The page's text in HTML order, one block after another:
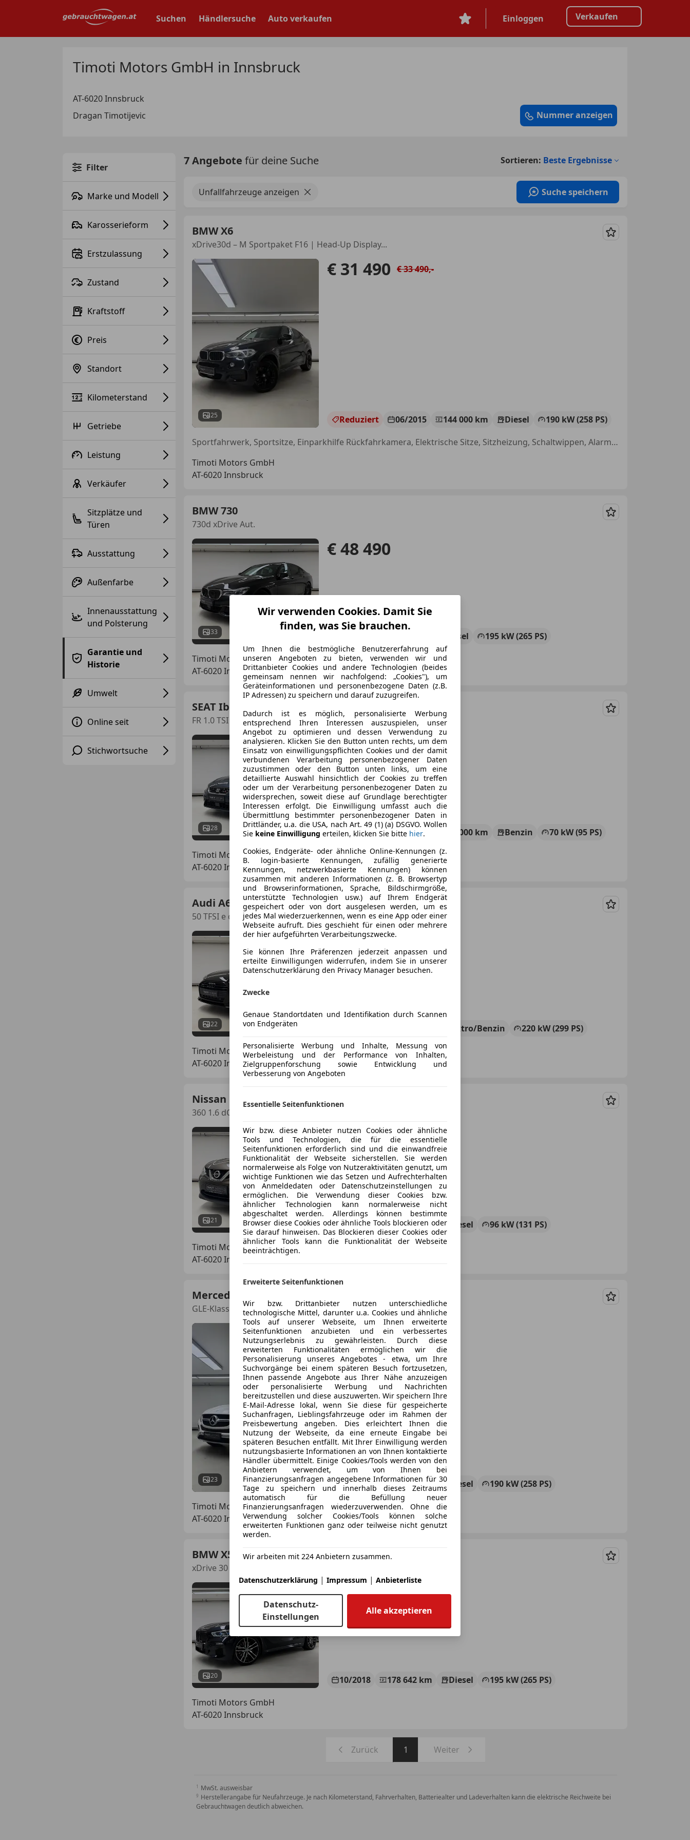
Suchen Händlersuche Auto verkaufen Einloggen Verkaufen
Timoti Motors GmbH in Innsbruck
AT-6020 Innsbruck
Dragan Timotijevic
Nummer anzeigen
Filter
Marke und Modell
Karosserieform
Erstzulassung
Zustand
Kraftstoff
Preis
Standort
Kilometerstand
Getriebe
Leistung
Verkäufer
Sitzplätze und
Türen
Ausstattung
Außenfarbe
Innenausstattung
und Polsterung
Garantie und
Historie
Umwelt
Online seit
Stichwortsuche
7 Angebote für deine Suche Sortieren: Beste Ergebnisse
Unfallfahrzeuge anzeigen Suche speichern
BMW X6
xDrive30d – M Sportpaket F16 | Head-Up Display...
Merken
25
€ 31 490 € 33 490,-
Reduziert 06/2015 144 000 km Diesel
190 kW (258 PS)
Sportfahrwerk, Sportsitze, Einparkhilfe Rückfahrkamera, Elektrische Sitze, Sitzheizung, Schaltwippen, Alarmanlage, Getönte Scheiben
Timoti Motors GmbH
AT-6020 Innsbruck
BMW 730
730d xDrive Aut.
Merken
33
€ 48 490
Diesel
195 kW (265 PS)
Timoti Motors GmbH
AT-6020 Innsbruck
SEAT Ibiza
FR 1.0 TSI – 70 kW FR | DAB | Sport-Komfortsitz...
Merken
28
€ 13 290 € 13 990,-
Reduziert 11/2021 121 000 km Benzin
70 kW (95 PS)
Timoti Motors GmbH
AT-6020 Innsbruck
Audi A6
50 TFSI e quattro sport
Merken
22
€ 38 990
Elektro/Benzin
220 kW (299 PS)
Timoti Motors GmbH
AT-6020 Innsbruck
Nissan Qashqai
360 1.6 dCi Automatik – 131 PS 360° Kamera | Pa...
Merken
21
€ 12 490
11/2015 102 450 km Diesel
96 kW (131 PS)
Timoti Motors GmbH
AT-6020 Innsbruck
Mercedes-Benz Sonstige
GLE-Klasse GLE-Coupe 350 d 4Matic
Merken
23
€ 28 990
03/2017 200 000 km Diesel
190 kW (258 PS)
Timoti Motors GmbH
AT-6020 Innsbruck
BMW X5
xDrive 30 d M Sport
Merken
20
€ 49 990
10/2018 178 642 km Diesel
195 kW (265 PS)
Timoti Motors GmbH
AT-6020 Innsbruck
Zurück 1 Weiter
MwSt. ausweisbar
Herstellerangabe für Neufahrzeuge. Je nach Kilometerstand, Fahrverhalten, Batteriealter und Ladeverhalten kann die elektrische Reichweite bei
Gebrauchtwagen deutlich abweichen.
Wir verwenden Cookies. Damit Sie
finden, was Sie brauchen.
Um Ihnen die bestmögliche Benutzererfahrung auf
unseren Angeboten zu bieten, verwenden wir und
Drittanbieter Cookies und andere Technologien (beides
gemeinsam nennen wir nachfolgend: „Cookies"), um
Geräteinformationen und personenbezogene Daten (z.B.
IP Adressen) zu speichern und darauf zuzugreifen.
Dadurch ist es möglich, personalisierte Werbung
entsprechend Ihren Interessen auszuspielen, unser
Angebot zu optimieren und dessen Verwendung zu
analysieren. Klicken Sie den Button unten rechts, um dem
Einsatz von einwilligungspflichten Cookies und der damit
verbundenen Verarbeitung personenbezogener Daten
zuzustimmen oder den Button unten links, um eine
detaillierte Auswahl hinsichtlich der Cookies zu treffen
oder um der Verarbeitung personenbezogener Daten zu
widersprechen, soweit diese auf Grundlage berechtigter
Interessen erfolgt. Die Einwilligung umfasst auch die
Übermittlung bestimmter personenbezogener Daten in
Drittländer, u.a. die USA, nach Art. 49 (1) (a) DSGVO. Wollen
Sie keine Einwilligung erteilen, klicken Sie bitte hier.
Cookies, Endgeräte- oder ähnliche Online-Kennungen (z.
B. login-basierte Kennungen, zufällig generierte
Kennungen, netzwerkbasierte Kennungen) können
zusammen mit anderen Informationen (z. B. Browsertyp
und Browserinformationen, Sprache, Bildschirmgröße,
unterstützte Technologien usw.) auf Ihrem Endgerät
gespeichert oder von dort ausgelesen werden, um es
jedes Mal wiederzuerkennen, wenn es eine App oder einer
Webseite aufruft. Dies geschieht für einen oder mehrere
der hier aufgeführten Verarbeitungszwecke.
Sie können Ihre Präferenzen jederzeit anpassen und
erteilte Einwilligungen widerrufen, indem Sie in unserer
Datenschutzerklärung den Privacy Manager besuchen.
Zwecke
Genaue Standortdaten und Identifikation durch Scannen
von Endgeräten
Personalisierte Werbung und Inhalte, Messung von
Werbeleistung und der Performance von Inhalten,
Zielgruppenforschung sowie Entwicklung und
Verbesserung von Angeboten
Essentielle Seitenfunktionen
Wir bzw. diese Anbieter nutzen Cookies oder ähnliche
Tools und Technologien, die für die essentielle
Seitenfunktionen erforderlich sind und die einwandfreie
Funktionalität der Webseite sicherstellen. Sie werden
normalerweise als Folge von Nutzeraktivitäten genutzt, um
wichtige Funktionen wie das Setzen und Aufrechterhalten
von Anmeldedaten oder Datenschutzeinstellungen zu
ermöglichen. Die Verwendung dieser Cookies bzw.
ähnlicher Technologien kann normalerweise nicht
abgeschaltet werden. Allerdings können bestimmte
Browser diese Cookies oder ähnliche Tools blockieren oder
Sie darauf hinweisen. Das Blockieren dieser Cookies oder
ähnlicher Tools kann die Funktionalität der Webseite
beeinträchtigen.
Erweiterte Seitenfunktionen
Wir bzw. Drittanbieter nutzen unterschiedliche
technologische Mittel, darunter u.a. Cookies und ähnliche
Tools auf unserer Webseite, um Ihnen erweiterte
Seitenfunktionen anzubieten und ein verbessertes
Nutzungserlebnis zu gewährleisten. Durch diese
erweiterten Funktionalitäten ermöglichen wir die
Personalisierung unseres Angebotes - etwa, um Ihre
Suchvorgänge bei einem späteren Besuch fortzusetzen,
Ihnen passende Angebote aus Ihrer Nähe anzuzeigen
oder personalisierte Werbung und Nachrichten
bereitzustellen und diese auszuwerten. Wir speichern Ihre
E-Mail-Adresse lokal, wenn Sie diese für gespeicherte
Suchanfragen, Lieblingsfahrzeuge oder im Rahmen der
Preisbewertung angeben. Dies erleichtert Ihnen die
Nutzung der Webseite, da eine erneute Eingabe bei
späteren Besuchen entfällt. Mit Ihrer Einwilligung werden
nutzungsbasierte Informationen an von Ihnen kontaktierte
Händler übermittelt. Einige Cookies/Tools werden von den
Anbietern verwendet, um von Ihnen bei
Finanzierungsanfragen angegebene Informationen für 30
Tage zu speichern und innerhalb dieses Zeitraums
automatisch für die Befüllung neuer
Finanzierungsanfragen wiederzuverwenden. Ohne die
Verwendung solcher Cookies/Tools können solche
erweiterten Funktionen ganz oder teilweise nicht genutzt
werden.
Wir arbeiten mit 224 Anbietern zusammen.
Datenschutzerklärung | Impressum | Anbieterliste
Datenschutz-
Einstellungen
Alle akzeptieren